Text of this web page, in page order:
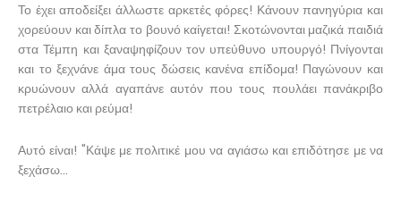
Το έχει αποδείξει άλλωστε αρκετές φόρες! Κάνουν πανηγύρια και
χορεύουν και δίπλα το βουνό καίγεται! Σκοτώνονται μαζικά παιδιά
στα Τέμπη και ξαναψηφίζουν τον υπεύθυνο υπουργό! Πνίγονται
και το ξεχνάνε άμα τους δώσεις κανένα επίδομα! Παγώνουν και
κρυώνουν αλλά αγαπάνε αυτόν που τους πουλάει πανάκριβο
πετρέλαιο και ρεύμα!
Αυτό είναι! "Κάψε με πολιτικέ μου να αγιάσω και επιδότησε με να
ξεχάσω...